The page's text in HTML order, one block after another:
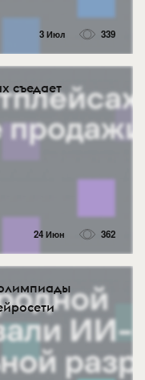
3 Июл 339
съедает
24 Июн 362